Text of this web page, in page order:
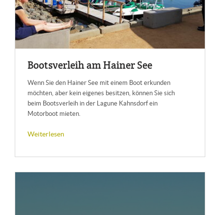
Boots­ver­leih am Hai­ner See
Wenn Sie den Hainer See mit einem Boot erkunden
möchten, aber kein eigenes besitzen, können Sie sich
beim Bootsverleih in der Lagune Kahnsdorf ein
Motorboot mieten.
Weiterlesen